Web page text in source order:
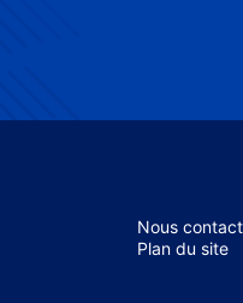
Nous
Plan du site